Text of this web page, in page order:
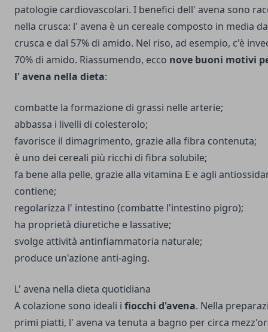
patologie cardiovascolari. I benefici dell' avena sono
nella crusca: l' avena è un cereale composto in media
crusca e dal 57% di amido. Nel riso, ad esempio, c'è
70% di amido. Riassumendo, ecco nove buoni motivi
l' avena nella dieta:
combatte la formazione di grassi nelle arterie;
abbassa i livelli di colesterolo;
favorisce il dimagrimento, grazie alla fibra contenuta;
è uno dei cereali più ricchi di fibra solubile;
fa bene alla pelle, grazie alla vitamina E e agli
contiene;
regolarizza l' intestino (combatte l'intestino pigro);
ha proprietà diuretiche e lassative;
svolge attività antinfiammatoria naturale;
produce un'azione anti-aging.
L' avena nella dieta quotidiana
A colazione sono ideali i fiocchi d'avena. Nella
primi piatti, l' avena va tenuta a bagno per circa